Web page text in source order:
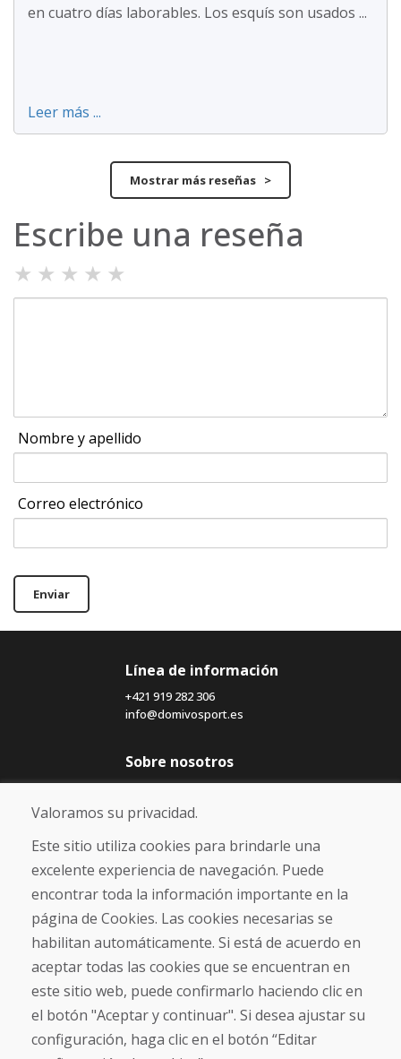
en cuatro días laborables. Los esquís son usados ...
Leer más ...
Mostrar más reseñas >
Escribe una reseña
★ ★ ★ ★ ★
Nombre y apellido
Correo electrónico
Enviar
Línea de información
+421 919 282 306
info@domivosport.es
Sobre nosotros
Blog
Sobre nosotros
Comercio
Contacto
Compra
Tienda electrónica
Envío y pago
NORMAS DE RECLAMACIÓN
Devolución y cambio de mercancías
Política de privacidad
Cookies
Valoramos su privacidad.
Este sitio utiliza cookies para brindarle una
excelente experiencia de navegación. Puede
encontrar toda la información importante en la
página de Cookies. Las cookies necesarias se
habilitan automáticamente. Si está de acuerdo en
aceptar todas las cookies que se encuentran en
este sitio web, puede confirmarlo haciendo clic en
el botón "Aceptar y continuar". Si desea ajustar su
configuración, haga clic en el botón “Editar